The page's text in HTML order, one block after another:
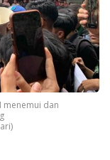
menemui dan